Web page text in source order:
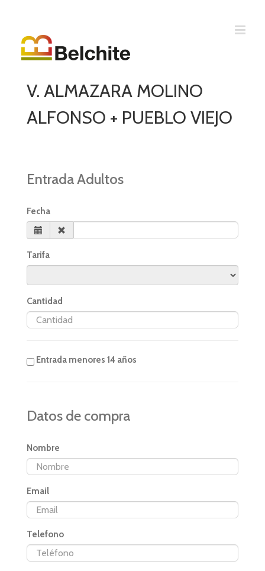
V. ALMAZARA MOLINO
ALFONSO + PUEBLO VIEJO
Entrada Adultos
Fecha
Tarifa
Cantidad
Entrada menores 14 años
Datos de compra
Nombre
Email
Telefono